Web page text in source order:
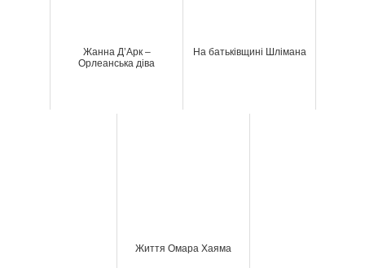
Жанна Д’Арк –
Орлеанська діва
На батьківщині Шлімана
Життя Омара Хаяма